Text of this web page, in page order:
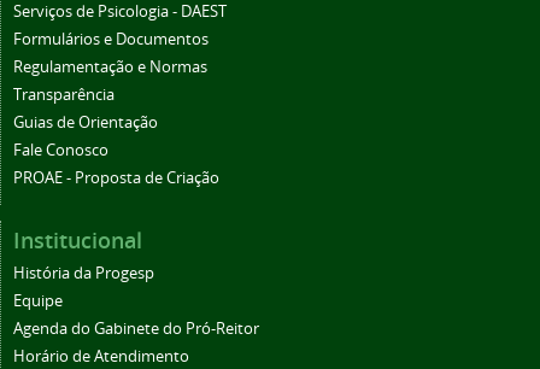
Serviços de Psicologia - DAEST
Formulários e Documentos
Regulamentação e Normas
Transparência
Guias de Orientação
Fale Conosco
PROAE - Proposta de Criação
Institucional
História da Progesp
Equipe
Agenda do Gabinete do Pró-Reitor
Horário de Atendimento